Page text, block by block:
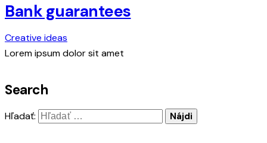
Bank guarantees
Creative ideas
Lorem ipsum dolor sit amet
Search
Hľadať: